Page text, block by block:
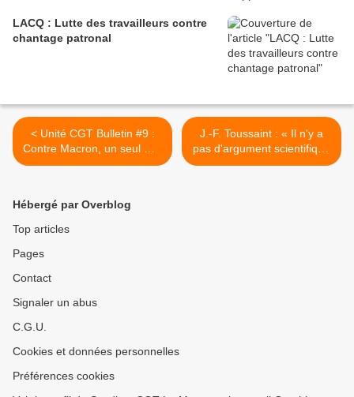
LACQ : Lutte des travailleurs contre
chantage patronal
< Unité CGT Bulletin #9 :
Contre Macron, un seul mot
d'ordre : Unité !
J.-F. Toussaint : « Il n'y a
pas d'argument scientifique
qui recommande le port du
Hébergé par Overblog
Top articles
Pages
Contact
Signaler un abus
C.G.U.
Cookies et données personnelles
Préférences cookies